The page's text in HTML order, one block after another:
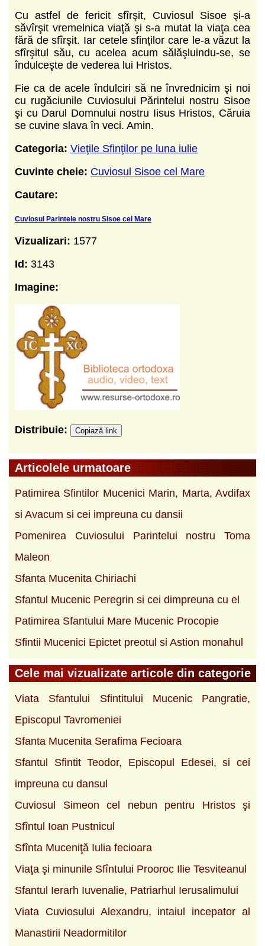
Cu astfel de fericit sfîrşit, Cuviosul Sisoe şi-a
săvîrşit vremelnica viaţă şi s-a mutat la viaţa cea
fără de sfîrşit. Iar cetele sfinţilor care le-a văzut la
sfîrşitul său, cu acelea acum sălăşluindu-se, se
îndulceşte de vederea lui Hristos.
Fie ca de acele îndulciri să ne învrednicim şi noi
cu rugăciunile Cuviosului Părintelui nostru Sisoe
şi cu Darul Domnului nostru Iisus Hristos, Căruia
se cuvine slava în veci. Amin.
Categoria: Vieţile Sfinţilor pe luna iulie
Cuvinte cheie: Cuviosul Sisoe cel Mare
Cautare:
Cuviosul Parintele nostru Sisoe cel Mare
Vizualizari: 1577
Id: 3143
Imagine:
Distribuie: Copiază link
Articolele urmatoare
Patimirea Sfintilor Mucenici Marin, Marta, Avdifax
si Avacum si cei impreuna cu dansii
Pomenirea Cuviosului Parintelui nostru Toma
Maleon
Sfanta Mucenita Chiriachi
Sfantul Mucenic Peregrin si cei dimpreuna cu el
Patimirea Sfantului Mare Mucenic Procopie
Sfintii Mucenici Epictet preotul si Astion monahul
Cele mai vizualizate articole din categorie
Viata Sfantului Sfintitului Mucenic Pangratie,
Episcopul Tavromeniei
Sfanta Mucenita Serafima Fecioara
Sfantul Sfintit Teodor, Episcopul Edesei, si cei
impreuna cu dansul
Cuviosul Simeon cel nebun pentru Hristos şi
Sfîntul Ioan Pustnicul
Sfînta Muceniţă Iulia fecioara
Viaţa şi minunile Sfîntului Prooroc Ilie Tesviteanul
Sfantul Ierarh Iuvenalie, Patriarhul Ierusalimului
Viata Cuviosului Alexandru, intaiul incepator al
Manastirii Neadormitilor